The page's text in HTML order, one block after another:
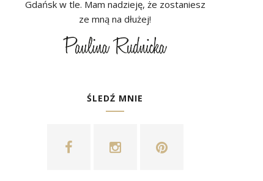
Gdańsk w tle. Mam nadzieję, że zostaniesz
ze mną na dłużej!
ŚLEDŹ MNIE